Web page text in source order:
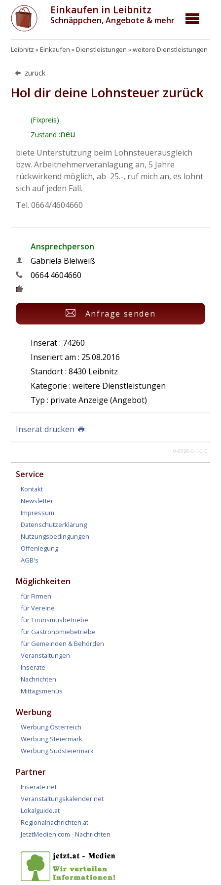
Einkaufen in Leibnitz
Schnäppchen, Angebote & mehr
Leibnitz Einkaufen Dienstleistungen weitere Dienstleistungen
zurück
Hol dir deine Lohnsteuer zurück
(Fixpreis)
Zustand :neu
biete Unterstützung beim Lohnsteuerausgleich
bzw. Arbeitnehmerveranlagung an, 5 Jahre
rückwirkend möglich, ab  25.-, ruf mich an, es lohnt
sich auf jeden Fall.
Tel. 0664/4604660
Ansprechperson
Gabriela Bleiweiß
0664 4604660
Anfrage senden
Inserat : 74260
Inseriert am : 25.08.2016
Standort : 8430 Leibnitz
Kategorie : weitere Dienstleistungen
Typ : private Anzeige (Angebot)
Inserat drucken
0-8926-0-1-0-C
Service
Kontakt
Newsletter
Impressum
Datenschutzerklärung
Nutzungsbedingungen
Offenlegung
AGB's
Möglichkeiten
für Firmen
für Vereine
für Tourismusbetriebe
für Gastronomiebetriebe
für Gemeinden & Behörden
Veranstaltungen
Inserate
Nachrichten
Mittagsmenüs
Werbung
Werbung Österreich
Werbung Steiermark
Werbung Südsteiermark
Partner
Inserate.net
Veranstaltungskalender.net
Lokalguide.at
Regionalnachrichten.at
JetztMedien.com - Nachrichten